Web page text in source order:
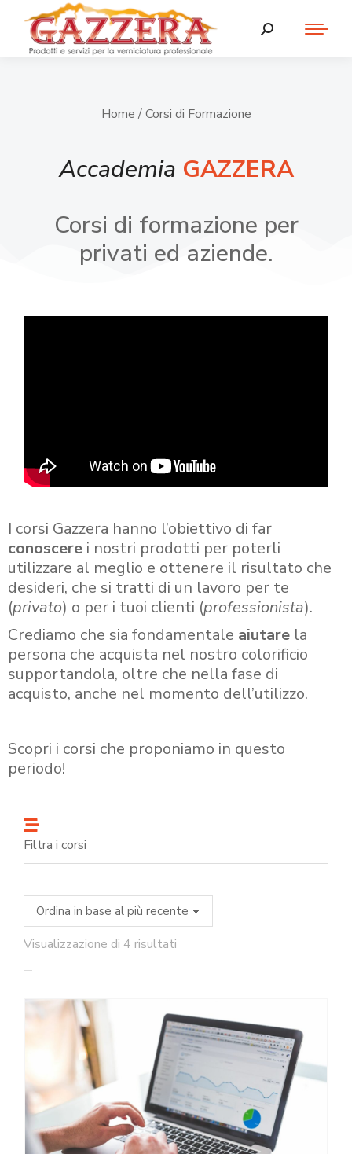
Home / Corsi di Formazione
Accademia GAZZERA
Corsi di formazione per
privati ed aziende.
I corsi Gazzera hanno l’obiettivo di far
conoscere i nostri prodotti per poterli
utilizzare al meglio e ottenere il risultato che
desideri, che si tratti di un lavoro per te
(privato) o per i tuoi clienti (professionista).
Crediamo che sia fondamentale aiutare la
persona che acquista nel nostro colorificio
supportandola, oltre che nella fase di
acquisto, anche nel momento dell’utilizzo.
Scopri i corsi che proponiamo in questo
periodo!
Filtra i corsi
Visualizzazione di 4 risultati